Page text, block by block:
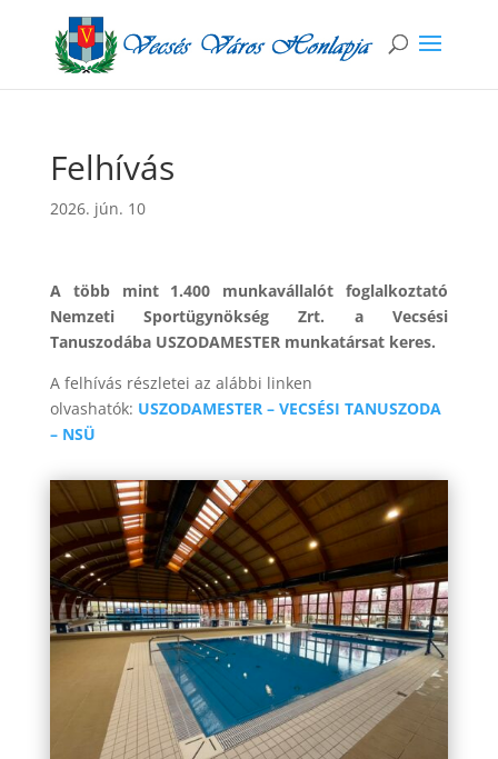
Felhívás
2026. jún. 10
A több mint 1.400 munkavállalót foglalkoztató
Nemzeti Sportügynökség Zrt. a Vecsési
Tanuszodába USZODAMESTER munkatársat keres.
A felhívás részletei az alábbi linken
olvashatók: USZODAMESTER – VECSÉSI TANUSZODA
– NSÜ